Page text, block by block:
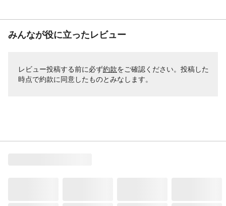
みんなが役に立ったレビュー
レビュー投稿する前に必ず約款をご確認ください。投稿した
時点で約款に同意したものとみなします。